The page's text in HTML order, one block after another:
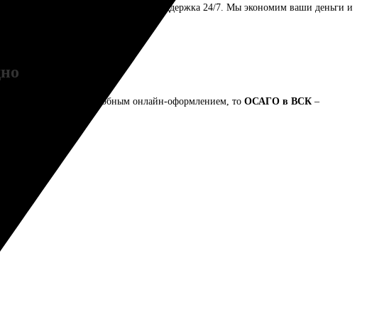
урегулирование убытков и поддержка 24/7. Мы экономим ваши деньги и
за рулем!
тарифами и удобным онлайн-оформлением, то ОСАГО в ВСК –